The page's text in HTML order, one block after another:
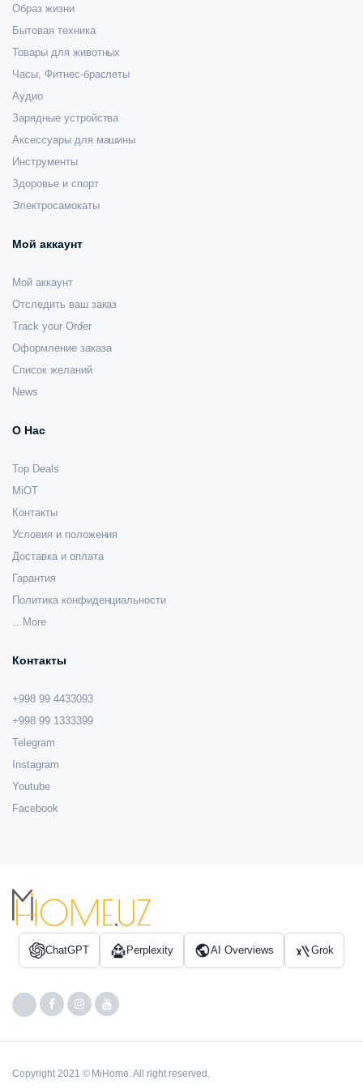
Образ жизни
Бытовая техника
Товары для животных
Часы, Фитнес-браслеты
Аудио
Зарядные устройства
Аксессуары для машины
Инструменты
Здоровье и спорт
Электросамокаты
Мой аккаунт
Мой аккаунт
Отследить ваш заказ
Track your Order
Оформление заказа
Список желаний
News
О Нас
Top Deals
MiOT
Контакты
Условия и положения
Доставка и оплата
Гарантия
Политика конфиденциальности
…More
Контакты
+998 99 4433093
+998 99 1333399
Telegram
Instagram
Youtube
Facebook
ChatGPT Perplexity AI Overviews Grok
Copyright 2021 © MiHome. All right reserved.